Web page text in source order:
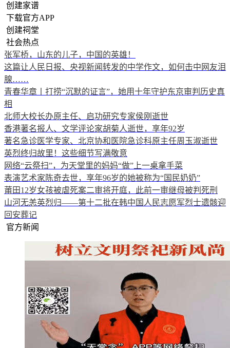
创建家谱
下载官方APP
创建祠堂
社会热点
张军桥，山东的儿子，中国的英雄！
这篇让人民日报、央视新闻转发的中学作文，如何击中网友泪
腺……
青春华章丨打捞“沉默的证言”，她用十年守护东京审判历史真
相
北师大校长办原主任、启功研究专家侯刚逝世
香港著名报人、文学评论家胡菊人逝世，享年92岁
著名急诊医学专家、北京协和医院急诊科原主任周玉淑逝世
英烈终归故里！这些细节写满敬意
网络“云祭扫”，为天堂里的妈妈“做”上一桌拿手菜
表演艺术家陈奇去世，享年96岁的她被称为“国民奶奶”
莆田12岁女孩被虐死案二审将开庭，此前一审继母被判死刑
山河无恙英烈归——第十二批在韩中国人民志愿军烈士遗骸迎
回安葬记
官方新闻